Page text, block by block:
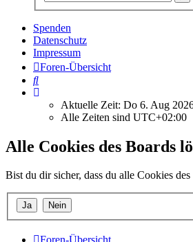
Spenden
Datenschutz
Impressum
Foren-Übersicht
Suche
Aktuelle Zeit: Do 6. Aug
Alle Zeiten sind UTC+02:00
Alle Cookies des Boards
Bist du dir sicher, dass du alle Cookies
Foren-Übersicht